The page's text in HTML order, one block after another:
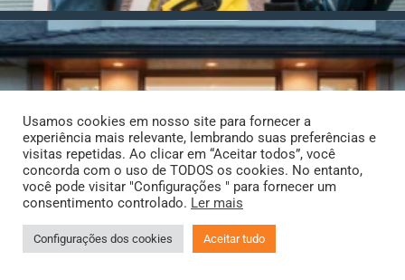
Usamos cookies em nosso site para fornecer a
experiência mais relevante, lembrando suas preferências e
visitas repetidas. Ao clicar em “Aceitar todos”, você
concorda com o uso de TODOS os cookies. No entanto,
você pode visitar "Configurações " para fornecer um
consentimento controlado. Ler mais
Configurações dos cookies Aceitar tudo